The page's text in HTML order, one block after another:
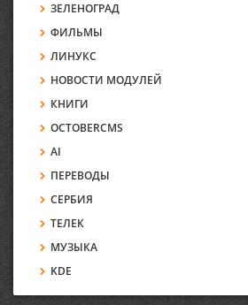
ЗЕЛЕНОГРАД
ФИЛЬМЫ
ЛИНУКС
НОВОСТИ МОДУЛЕЙ
КНИГИ
OCTOBERCMS
AI
ПЕРЕВОДЫ
СЕРБИЯ
ТЕЛЕК
МУЗЫКА
KDE